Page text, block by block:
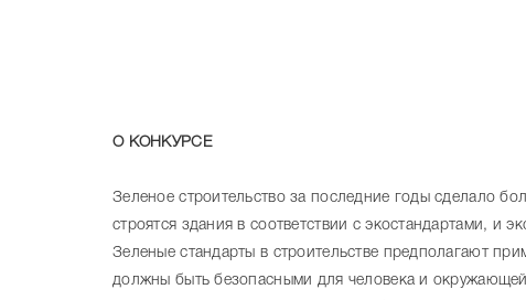
О КОНКУРСЕ
Зеленое строительство за последние годы сделало
строятся здания в соответствии с экостандартами, и
Зеленые стандарты в строительстве предполагают
должны быть безопасными для человека и